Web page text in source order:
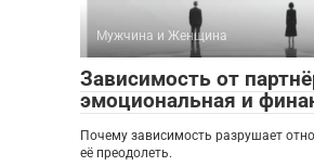
Мужчина и Женщина
Зависимость от
эмоциональная и
Почему зависимость разрушает
её преодолеть.